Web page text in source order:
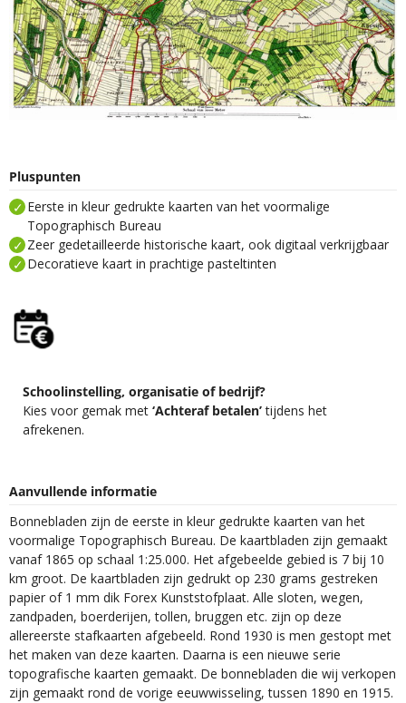
Pluspunten
Eerste in kleur gedrukte kaarten van het voormalige
Topographisch Bureau
Zeer gedetailleerde historische kaart, ook digitaal verkrijgbaar
Decoratieve kaart in prachtige pasteltinten
Schoolinstelling, organisatie of bedrijf?
Kies voor gemak met ‘Achteraf betalen’tijdens het
afrekenen.
Aanvullende informatie
Bonnebladen zijn de eerste in kleur gedrukte kaarten van het
voormalige Topographisch Bureau. De kaartbladen zijn gemaakt
vanaf 1865 op schaal 1:25.000. Het afgebeelde gebied is 7 bij 10
km groot. De kaartbladen zijn gedrukt op 230 grams gestreken
papier of 1 mm dik Forex Kunststofplaat. Alle sloten, wegen,
zandpaden, boerderijen, tollen, bruggen etc. zijn op deze
allereerste stafkaarten afgebeeld. Rond 1930 is men gestopt met
het maken van deze kaarten. Daarna is een nieuwe serie
topografische kaarten gemaakt. De bonnebladen die wij verkopen
zijn gemaakt rond de vorige eeuwwisseling, tussen 1890 en 1915.